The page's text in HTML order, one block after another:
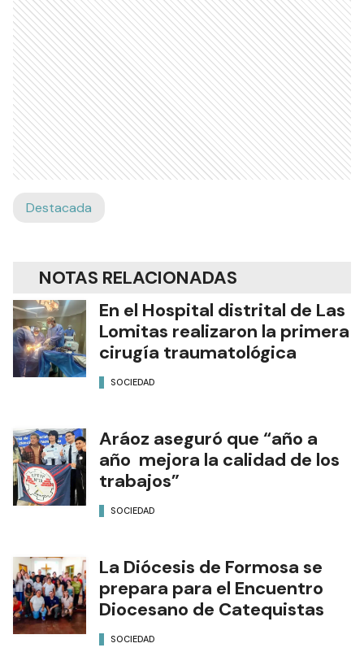
Destacada
NOTAS RELACIONADAS
En el Hospital distrital de Las
Lomitas realizaron la primera
cirugía traumatológica
SOCIEDAD
Aráoz aseguró que “año a
año mejora la calidad de los
trabajos”
SOCIEDAD
La Diócesis de Formosa se
prepara para el Encuentro
Diocesano de Catequistas
SOCIEDAD